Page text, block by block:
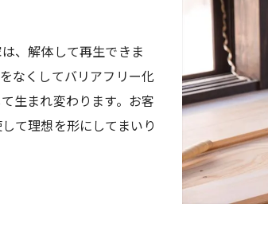
、解体して再生できま
なくしてバリアフリー化
生まれ変わります。お客
て理想を形にしてまいり